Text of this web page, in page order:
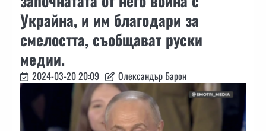
Украйна, и им благодари за
смелостта, съобщават руски
медии.
2024-03-20 20:09 Олександър Барон